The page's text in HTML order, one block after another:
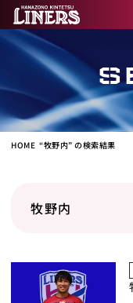
HOME “牧野内” の検索結果